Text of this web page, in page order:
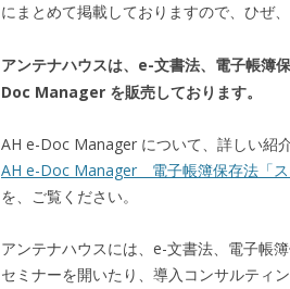
にまとめて掲載しておりますので、ひぜ
アンテナハウスは、e-文書法、電子帳簿
Doc Manager を販売しております。
AH e-Doc Manager について、詳しい紹介
AH e-Doc Manager 電子帳簿保存法「ス
を、ご覧ください。
アンテナハウスには、e-文書法、電子帳
セミナーを開いたり、導入コンサルティ